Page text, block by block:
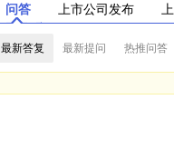
问答 上市公司发布
最新答复 最新提问 热推问答